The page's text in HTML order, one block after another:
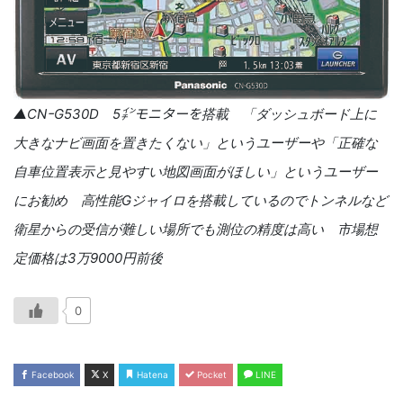
▲CNｰG530D 5㌅モニターを搭載 「ダッシュボード上に
大きなナビ画面を置きたくない」というユーザーや「正確な
自車位置表示と見やすい地図画面がほしい」というユーザー
にお勧め 高性能Gジャイロを搭載しているのでトンネルなど
衛星からの受信が難しい場所でも測位の精度は高い 市場想
定価格は3万9000円前後
0
Facebook X Hatena Pocket LINE